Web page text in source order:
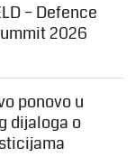
– Defence
2026
ponovo u
dijaloga o